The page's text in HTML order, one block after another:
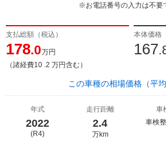
※お電話番号の入力は不要
支払総額（税込）
178.0万円
（諸経費10 .2 万円含む）
本体価格
167
この車種の相場価格（平
年式
2022
(R4)
走行距離
2.4
万km
車
車検